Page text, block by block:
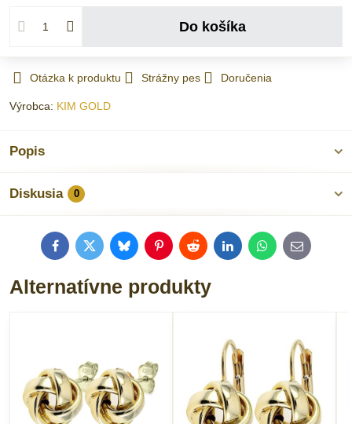
Do košíka
Otázka k produktu Strážny pes Doručenia
Výrobca: KIM GOLD
Popis
Diskusia 0
FacebookTwitterBlueskyPinterestRedditLinkedInWhatsApp
E-
mail
Alternatívne produkty